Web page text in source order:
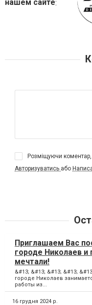
нашем сайте:
Розміщуючи
Авторизуватись або
Приглашаем Вас
городе Николаев
мечтали!
&#13; &#13; &#13; &#13;
городе Николаев
работы из...
16 грудня 2024 р.